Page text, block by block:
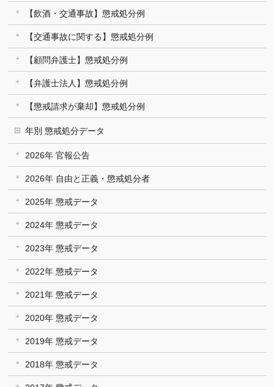
【飲酒・交通事故】懲戒処分例
【交通事故に関する】懲戒処分例
【顧問弁護士】懲戒処分例
【弁護士法人】懲戒処分例
【懲戒請求が棄却】懲戒処分例
年別 懲戒処分データ
2026年 官報公告
2026年 自由と正義・懲戒処分者
2025年 懲戒データ
2024年 懲戒データ
2023年 懲戒データ
2022年 懲戒データ
2021年 懲戒データ
2020年 懲戒データ
2019年 懲戒データ
2018年 懲戒データ